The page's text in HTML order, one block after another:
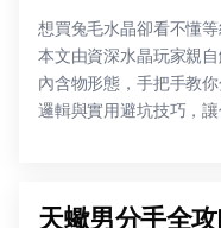
想買兔毛水晶卻看不懂
本文由資深水晶玩家親
內含物形態，手把手教
邏輯與實用避坑技巧，讓
天蠍男分手全